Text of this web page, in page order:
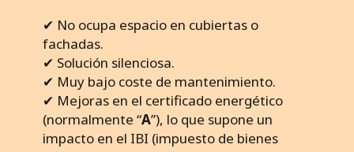
✔ No ocupa espacio en cubiertas o
fachadas.
✔ Solución silenciosa.
✔ Muy bajo coste de mantenimiento.
✔ Mejoras en el certificado energético
(normalmente “A”), lo que supone un
impacto en el IBI (impuesto de bienes